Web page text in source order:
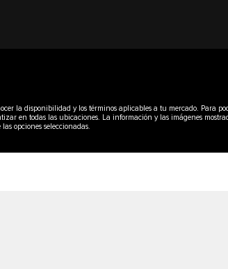
la disponibilidad y los términos aplicables a tu mercado. Para
en todas las ubicaciones. La información y las imágenes
opciones seleccionadas.